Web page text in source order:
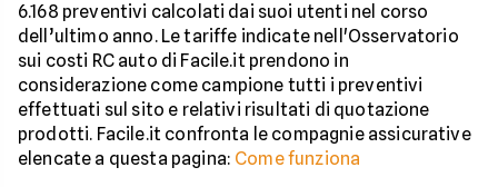
6.168 preventivi calcolati dai suoi utenti nel corso
dell’ultimo anno. Le tariffe indicate nell'Osservatorio
sui costi RC auto di Facile.it prendono in
considerazione come campione tutti i preventivi
effettuati sul sito e relativi risultati di quotazione
prodotti. Facile.it confronta le compagnie assicurative
elencate a questa pagina: Come funziona